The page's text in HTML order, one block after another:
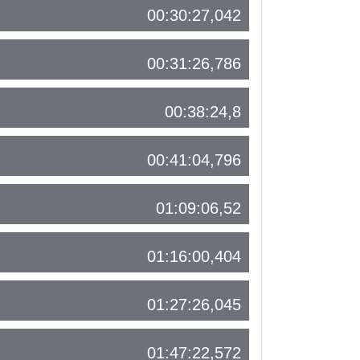
00:30:27,042
00:31:26,786
00:38:24,8
00:41:04,796
01:09:06,52
01:16:00,404
01:27:26,045
01:47:22,572